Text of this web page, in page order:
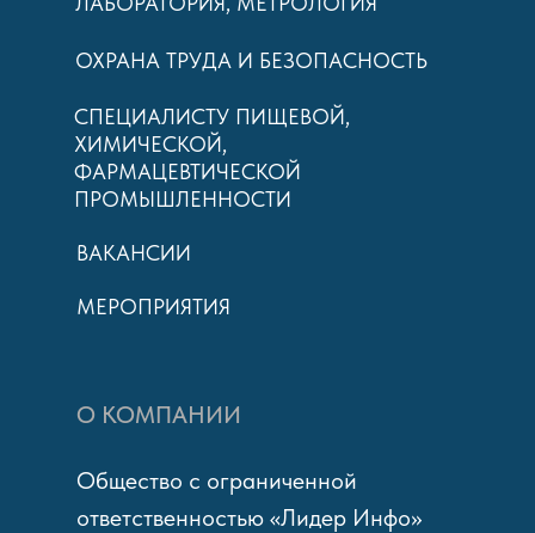
ОХРАНА ТРУДА И БЕЗОПАСНОСТЬ
СПЕЦИАЛИСТУ ПИЩЕВОЙ,
ХИМИЧЕСКОЙ,
ФАРМАЦЕВТИЧЕСКОЙ
ПРОМЫШЛЕННОСТИ
ВАКАНСИИ
МЕРОПРИЯТИЯ
О КОМПАНИИ
Общество с ограниченной
ответственностью «Лидер Инфо»